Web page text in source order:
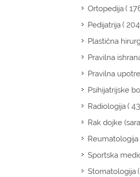
Ortopedija(
Pedijatrija(
Plastična
Pravilna
Pravilna
Psihijatrijske
Radiologija(
Rak dojke
Reumatologija
Sportska
Stomatologija